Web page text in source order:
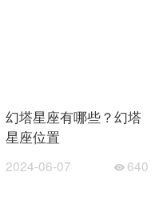
幻塔星座有哪些？幻塔
星座位置
2024-06-07 640